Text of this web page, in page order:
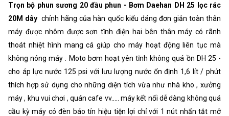
Trọn bộ phun sương 20 đầu phun - Bơm Daehan DH 25 lọc rác
20M dây chính hãng của hàn quốc kiểu dáng đơn giản toàn thân
máy được nhôm được sơn tĩnh điện hai bên thân máy có rãnh
thoát nhiệt hình mang cá giúp cho máy hoạt động liên tục mà
không nóng máy . Moto bơm hoạt yên tĩnh không quá ồn DH 25 -
cho áp lực nước 125 psi với lưu lượng nước ổn định 1,6 lít / phút
thích hợp sử dụng cho những diện tích vừa như nhà kho , xưởng
máy , khu vui chơi , quán cafe vv..... máy kết nối dễ dàng không quá
cầu kỳ máy có đèn báo tín hiệu tiện lợi chỉ với 1 nút nhấn tắt mở